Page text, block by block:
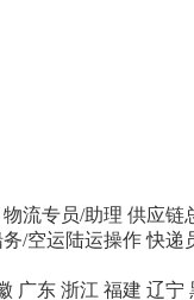
物流专员/助理 供应链
务/空运陆运操作 快递
广东 浙江 福建 辽宁